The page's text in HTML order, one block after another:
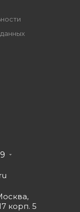
корп. 5